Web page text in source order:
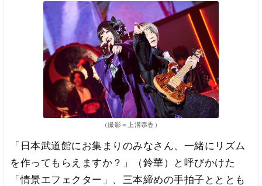
（撮影＝上溝恭香）
「日本武道館にお集まりのみなさん、一緒にリズム
を作ってもらえますか？」（鈴華）と呼びかけた
「情景エフェクター」、三本締めの手拍子とととも